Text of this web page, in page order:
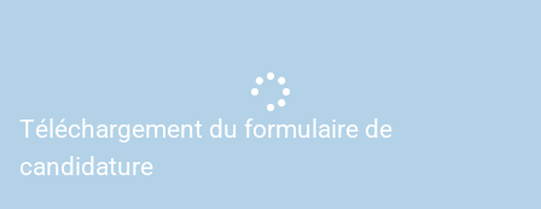
Téléchargement du formulaire de
candidature